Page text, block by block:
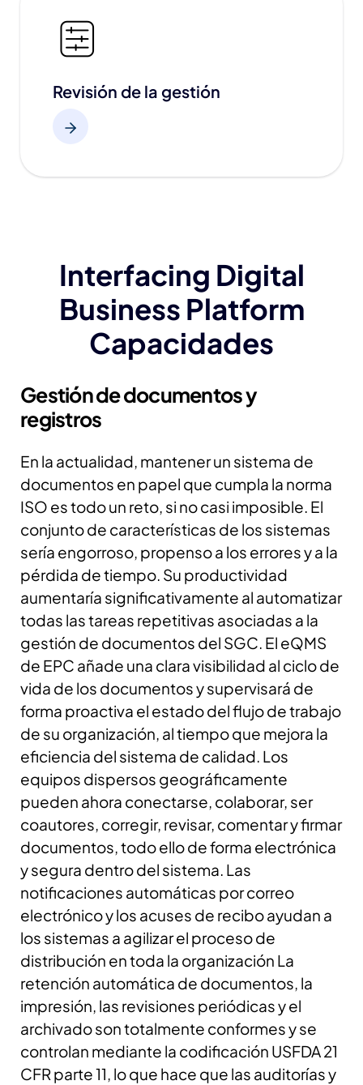
Revisión de la gestión
Interfacing Digital
Business Platform
Capacidades
Gestión de documentos y
registros
En la actualidad, mantener un sistema de
documentos en papel que cumpla la norma
ISO es todo un reto, si no casi imposible. El
conjunto de características de los sistemas
sería engorroso, propenso a los errores y a la
pérdida de tiempo. Su productividad
aumentaría significativamente al automatizar
todas las tareas repetitivas asociadas a la
gestión de documentos del SGC. El eQMS
de EPC añade una clara visibilidad al ciclo de
vida de los documentos y supervisará de
forma proactiva el estado del flujo de trabajo
de su organización, al tiempo que mejora la
eficiencia del sistema de calidad. Los
equipos dispersos geográficamente
pueden ahora conectarse, colaborar, ser
coautores, corregir, revisar, comentar y firmar
documentos, todo ello de forma electrónica
y segura dentro del sistema. Las
notificaciones automáticas por correo
electrónico y los acuses de recibo ayudan a
los sistemas a agilizar el proceso de
distribución en toda la organización La
retención automática de documentos, la
impresión, las revisiones periódicas y el
archivado son totalmente conformes y se
controlan mediante la codificación USFDA 21
CFR parte 11, lo que hace que las auditorías y